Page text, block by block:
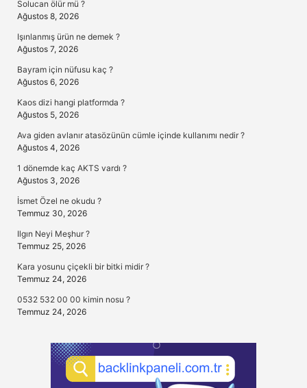
Solucan ölür mü ?
Ağustos 8, 2026
Işınlanmış ürün ne demek ?
Ağustos 7, 2026
Bayram için nüfusu kaç ?
Ağustos 6, 2026
Kaos dizi hangi platformda ?
Ağustos 5, 2026
Ava giden avlanır atasözünün cümle içinde kullanımı nedir ?
Ağustos 4, 2026
1 dönemde kaç AKTS vardı ?
Ağustos 3, 2026
İsmet Özel ne okudu ?
Temmuz 30, 2026
Ilgın Neyi Meşhur ?
Temmuz 25, 2026
Kara yosunu çiçekli bir bitki midir ?
Temmuz 24, 2026
0532 532 00 00 kimin nosu ?
Temmuz 24, 2026